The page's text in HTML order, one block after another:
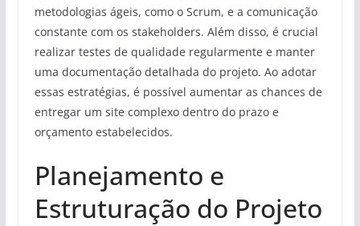
metodologias ágeis, como o Scrum, e a comunicação
constante com os stakeholders. Além disso, é crucial
realizar testes de qualidade regularmente e manter
uma documentação detalhada do projeto. Ao adotar
essas estratégias, é possível aumentar as chances de
entregar um site complexo dentro do prazo e
orçamento estabelecidos.
Planejamento e
Estruturação do Projeto